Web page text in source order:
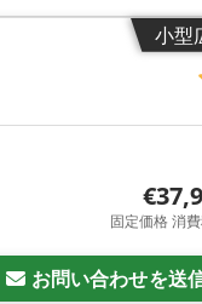
小型
固定価格 消
お問い合わせを送